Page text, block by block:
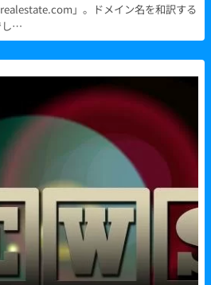
」。ドメイン名を和訳する
し…